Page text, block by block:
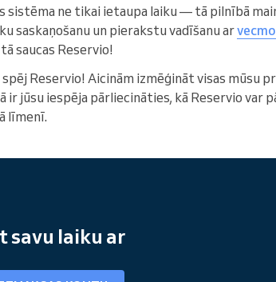
sistēma ne tikai ietaupa laiku — tā pilnībā
saskaņošanu un pierakstu vadīšanu ar
saucas Reservio!
Reservio! Aicinām izmēģināt visas mūsu
ir jūsu iespēja pārliecināties, kā Reservio var
līmenī.
savu laiku ar